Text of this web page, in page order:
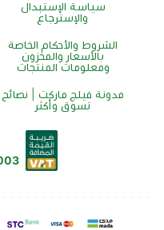
سياسة الإستبدال
والإسترجاع
الشروط والأحكام الخاصة
بالأسعار والمخزون
ومعلومات المنتجات
مدونة فيلج ماركت | نصائح
تسوق وأكثر